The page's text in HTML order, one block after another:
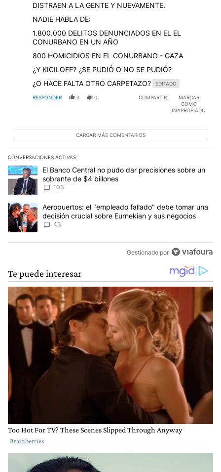
DISTRAEN A LA GENTE Y NUEVAMENTE.
NADIE HABLA DE:
1.800.000 DELITOS DENUNCIADOS EN EL EL
CONURBANO EN UN AÑO
800 HOMICIDIOS EN EL CONURBANO - GAZA
¿Y KICILOFF? ¿SE PUDIÓ O NO SE PUDIÓ?
¿O HACE FALTA OTRO CARPETAZO?
EDITADO
RESPONDER 3 0 COMPARTIR
MARCAR
COMO
INAPROPIADO
CARGAR MÁS COMENTARIOS
CONVERSACIONES ACTIVAS
Este listado muestra los artículos con más comentarios en los
Un artículo de tendencia con el título "El Banco Central no pudo
El Banco Central no pudo dar precisiones sobre un
sobrante de $4 billones
103
Un artículo de tendencia con el título "Aeropuertos: el
Aeropuertos: el "empleado fallado" debe tomar una
decisión crucial sobre Eurnekian y sus negocios
43
Gestionado por